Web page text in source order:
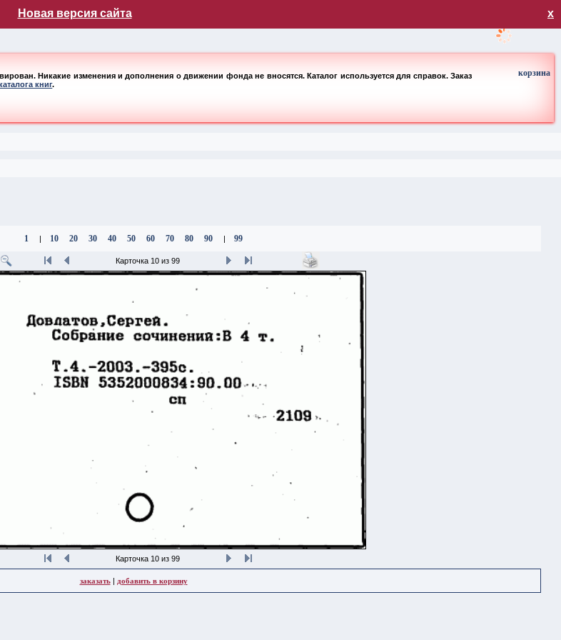
Новая версия сайта х
Никакие изменения и дополнения о движении фонда не вносятся. Каталог используется для справок. Заказ
книг.
корзина
1 | 10 20 30 40 50 60 70 80 90 | 99
Карточка 10 из 99
Карточка 10 из 99
заказать| добавить в корзину